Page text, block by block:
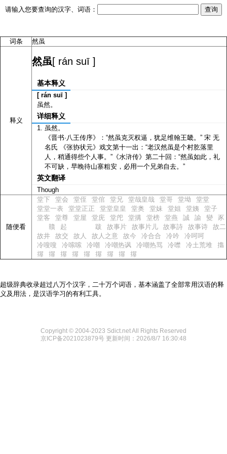
请输入您要查询的汉字、词语：
词条 然虽
释义
然虽[ rán suī ]
基本释义
[ rán suī ]
虽然。
详细释义
虽然。
《晋书·八王传序》：“然虽克灭权逼，犹足维翰王畿。” 宋 无
名氏 《张协状元》戏文第十一出：“老汉然虽是个村肐落里
人，稍通得些个人事。”《水浒传》第二十回：“然虽如此，礼
不可缺，早晚待山寨粗安，必用一个兄弟自去。”
英文翻译
Though
随便看
堂下 堂会 堂侄 堂倌 堂兄 堂哉皇哉 堂哥 堂坳
堂堂
堂堂一表
堂堂正正 堂堂皇皇 堂奥 堂妹 堂姐 堂姨
堂子
堂客
堂尊 堂屋 堂庑 堂戺 堂搆 堂榜 堂燕 誠 諭 變
豕
贛 起 跋 故事片 故事片儿 故事詩 故事诗
故二
故井
故交 故人 故人之意 故今 冷合合 冷吟
冷呵呵
冷嗖嗖
冷嗦嗦 冷嘲 冷嘲热讽 冷嘲热骂 冷噤 冷土荒堆
㩦
㩧
㩧 㩧 㩧 㩧 㩧 㩧 㩧 㩧
超级辞典收录超过八万个汉字，二十万个词语，基本涵盖了全部常用汉语的释
义及用法，是汉语学习的有利工具。
Copyright © 2004-2023 Sdict.net All Rights Reserved
京ICP备2021023879号 更新时间：2026/8/7 16:30:48